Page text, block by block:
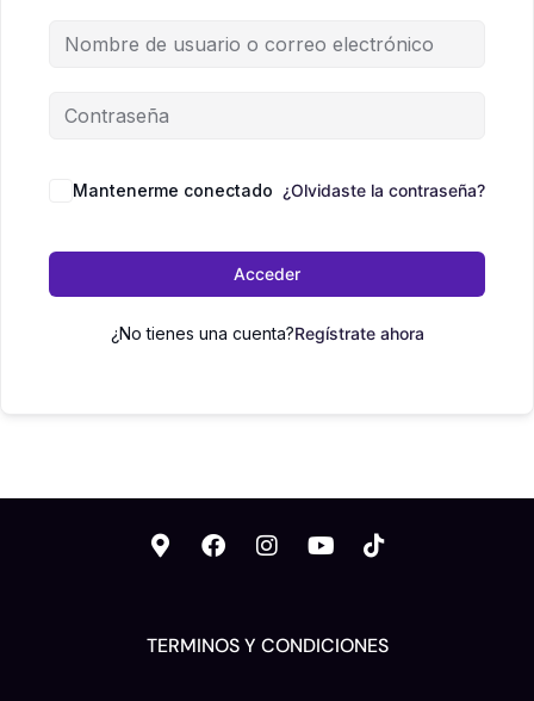
Mantenerme conectado ¿Olvidaste la contraseña?
Acceder
¿No tienes una cuenta?Regístrate ahora
TERMINOS Y CONDICIONES